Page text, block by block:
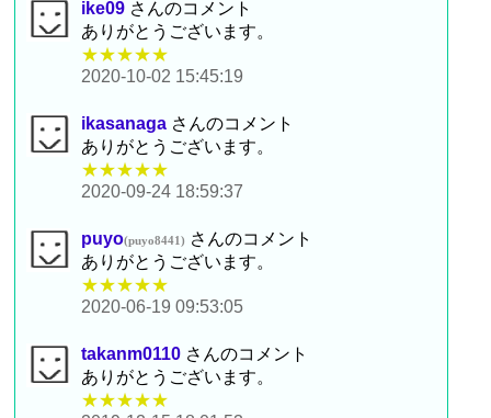
ike09 さんのコメント
ありがとうございます。
★★★★★
2020-10-02 15:45:19
ikasanaga さんのコメント
ありがとうございます。
★★★★★
2020-09-24 18:59:37
puyo(puyo8441) さんのコメント
ありがとうございます。
★★★★★
2020-06-19 09:53:05
takanm0110 さんのコメント
ありがとうございます。
★★★★★